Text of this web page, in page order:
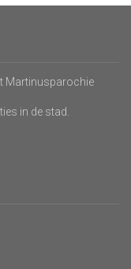
Martinusparochie
in de stad.